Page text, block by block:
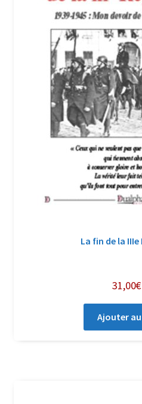
La fin de la
31,00€
Ajouter